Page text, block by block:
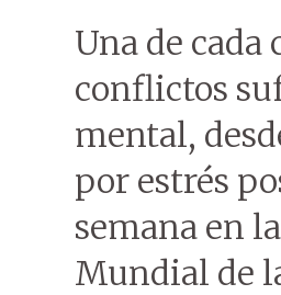
Una de cada
conflictos
mental,
por estrés
semana en
Mundial de